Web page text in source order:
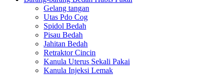
Gelang tangan
Utas Pdo Cog
Spidol Bedah
Pisau Bedah
Jahitan Bedah
Retraktor Cincin
Kanula Uterus Sekali Pakai
Kanula Injeksi Lemak